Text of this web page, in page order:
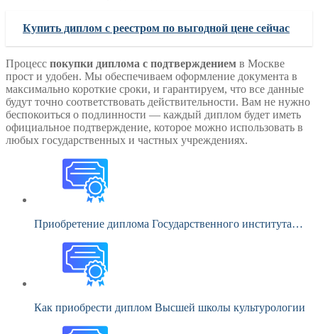
Купить диплом с реестром по выгодной цене сейчас
Процесс покупки диплома с подтверждением в Москве
прост и удобен. Мы обеспечиваем оформление документа в
максимально короткие сроки, и гарантируем, что все данные
будут точно соответствовать действительности. Вам не нужно
беспокоиться о подлинности — каждый диплом будет иметь
официальное подтверждение, которое можно использовать в
любых государственных и частных учреждениях.
Приобретение диплома Государственного института…
Как приобрести диплом Высшей школы культурологии